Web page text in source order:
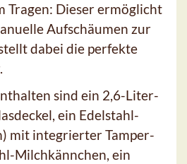
Tragen: Dieser ermöglicht
Aufschäumen zur
dabei die perfekte
sind ein 2,6-Liter-
ein Edelstahl-
mit integrierter Tamper-
Milchkännchen, ein